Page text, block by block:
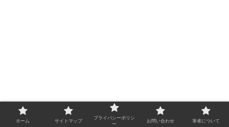
ホーム サイトマップ
プライバシーポリシ
ー
お問い合わせ 筆者について